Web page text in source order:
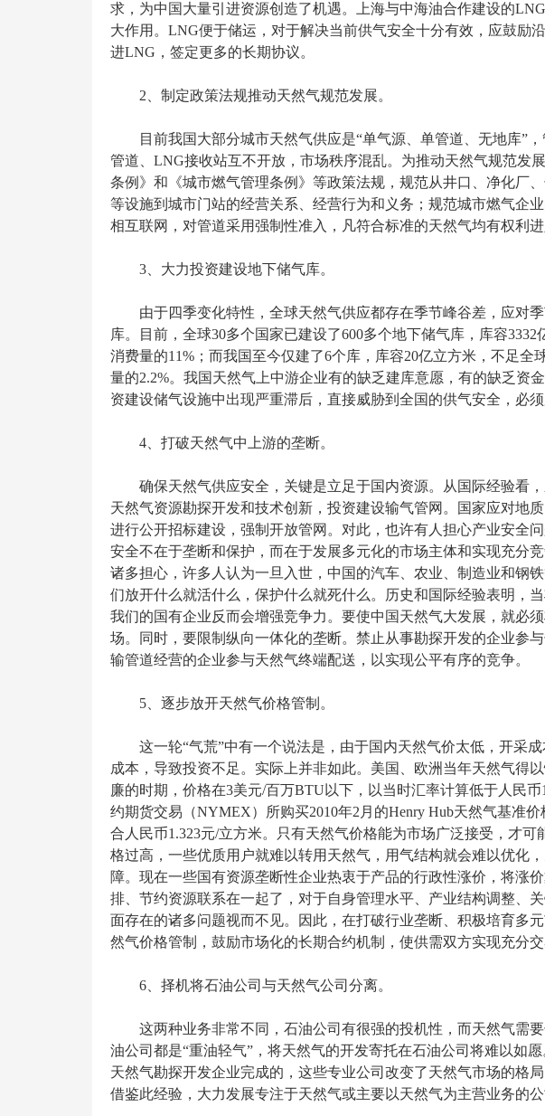
求，为中国大量引进资源创造了机遇。上海与中海油合作建设的
大作用。LNG便于储运，对于解决当前供气安全十分有效，应鼓励
进LNG，签定更多的长期协议。
2、制定政策法规推动天然气规范发展。
目前我国大部分城市天然气供应是“单气源、单管道、无地库”
管道、LNG接收站互不开放，市场秩序混乱。为推动天然气规范发
条例》和《城市燃气管理条例》等政策法规，规范从井口、净化厂
等设施到城市门站的经营关系、经营行为和义务；规范城市燃气企
相互联网，对管道采用强制性准入，凡符合标准的天然气均有权利
3、大力投资建设地下储气库。
由于四季变化特性，全球天然气供应都存在季节峰谷差，应对
库。目前，全球30多个国家已建设了600多个地下储气库，库容
消费量的11%；而我国至今仅建了6个库，库容20亿立方米，不足
量的2.2%。我国天然气上中游企业有的缺乏建库意愿，有的缺乏资
资建设储气设施中出现严重滞后，直接威胁到全国的供气安全，必须
4、打破天然气中上游的垄断。
确保天然气供应安全，关键是立足于国内资源。从国际经验看
天然气资源勘探开发和技术创新，投资建设输气管网。国家应对地
进行公开招标建设，强制开放管网。对此，也许有人担心产业安全
安全不在于垄断和保护，而在于发展多元化的市场主体和实现充分
诸多担心，许多人认为一旦入世，中国的汽车、农业、制造业和钢
们放开什么就活什么，保护什么就死什么。历史和国际经验表明，当
我们的国有企业反而会增强竞争力。要使中国天然气大发展，就必
场。同时，要限制纵向一体化的垄断。禁止从事勘探开发的企业参
输管道经营的企业参与天然气终端配送，以实现公平有序的竞争。
5、逐步放开天然气价格管制。
这一轮“气荒”中有一个说法是，由于国内天然气价太低，开采
成本，导致投资不足。实际上并非如此。美国、欧洲当年天然气得
廉的时期，价格在3美元/百万BTU以下，以当时汇率计算低于人民币
约期货交易（NYMEX）所购买2010年2月的Henry Hub天然气基准
合人民币1.323元/立方米。只有天然气价格能为市场广泛接受，才可
格过高，一些优质用户就难以转用天然气，用气结构就会难以优化
障。现在一些国有资源垄断性企业热衷于产品的行政性涨价，将涨
排、节约资源联系在一起了，对于自身管理水平、产业结构调整、
面存在的诸多问题视而不见。因此，在打破行业垄断、积极培育多
然气价格管制，鼓励市场化的长期合约机制，使供需双方实现充分交
6、择机将石油公司与天然气公司分离。
这两种业务非常不同，石油公司有很强的投机性，而天然气需
油公司都是“重油轻气”，将天然气的开发寄托在石油公司将难以如
天然气勘探开发企业完成的，这些专业公司改变了天然气市场的格
借鉴此经验，大力发展专注于天然气或主要以天然气为主营业务的公